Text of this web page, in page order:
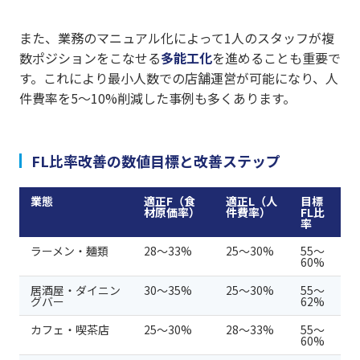
また、業務のマニュアル化によって1人のスタッフが複
数ポジションをこなせる多能工化を進めることも重要で
す。これにより最小人数での店舗運営が可能になり、人
件費率を5〜10%削減した事例も多くあります。
FL比率改善の数値目標と改善ステップ
業態 適正F（食
材原価率）
適正L（人
件費率）
目標
FL比
率
ラーメン・麺類
28〜33% 25〜30% 55〜
60%
居酒屋・ダイニン
グバー
30〜35% 25〜30% 55〜
62%
カフェ・喫茶店
25〜30% 28〜33% 55〜
60%